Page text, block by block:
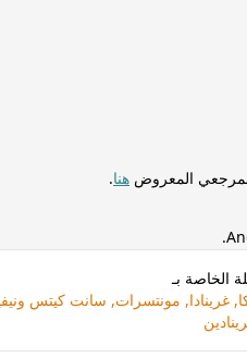
المعروض هنا.
الخاصة بـ
غرينادا, مونتسرات, سانت كيتس